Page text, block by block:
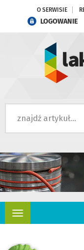
O SERWISIE
LOGOWANIE
Rozwiń